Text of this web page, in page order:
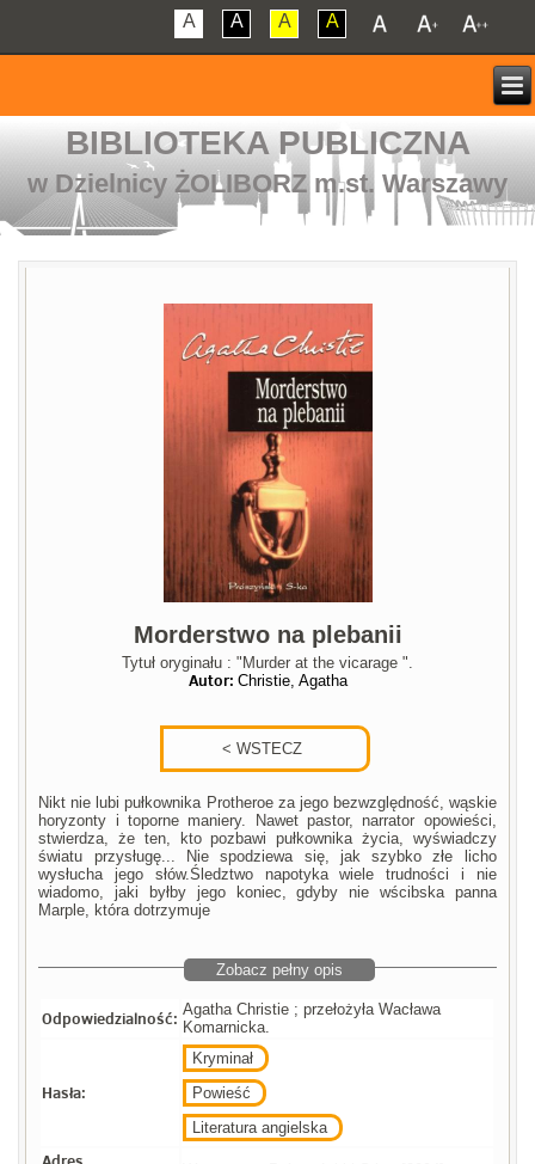
A A A A
BIBLIOTEKA PUBLICZNA
w Dzielnicy ŻOLIBORZ m.st. Warszawy
Morderstwo na plebanii
Tytuł oryginału : "Murder at the vicarage ".
Autor: Christie, Agatha
Nikt nie lubi pułkownika Protheroe za jego bezwzględność, wąskie
horyzonty i toporne maniery. Nawet pastor, narrator opowieści,
stwierdza, że ten, kto pozbawi pułkownika życia, wyświadczy
światu przysługę... Nie spodziewa się, jak szybko złe licho
wysłucha jego słów.Śledztwo napotyka wiele trudności i nie
wiadomo, jaki byłby jego koniec, gdyby nie wścibska panna
Marple, która dotrzymuje
Zobacz pełny opis
Odpowiedzialność: Agatha Christie ; przełożyła Wacława
Komarnicka.
Hasła:
Kryminał
Powieść
Literatura angielska